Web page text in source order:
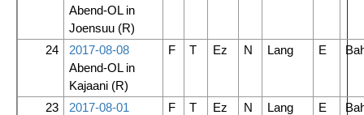
Abend-OL in
Joensuu (R)
24
2017-08-08
Abend-OL in
Kajaani (R)
F T Ez N Lang E
23
2017-08-01
F T Ez N Lang E